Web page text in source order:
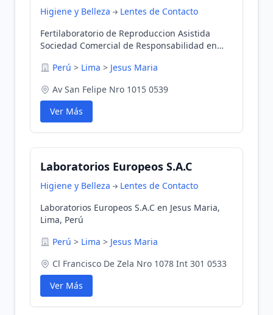
Higiene y Belleza
Lentes de Contacto
Fertilaboratorio de Reproduccion Asistida
Sociedad Comercial de Responsabilidad en
Perú > Lima > Jesus Maria
Av San Felipe Nro 1015 0539
Ver Más
Laboratorios Europeos S.A.C
Higiene y Belleza
Lentes de Contacto
Laboratorios Europeos S.A.C en Jesus Maria,
Lima, Perú
Perú > Lima > Jesus Maria
Cl Francisco De Zela Nro 1078 Int 301 0533
Ver Más